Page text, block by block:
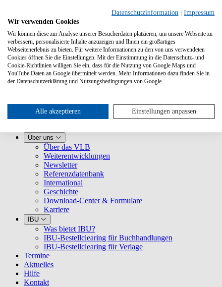
Leistungen
VLB kennenlernen
Für Selfpublisher
Für Dienstleister
Über uns
Über das VLB
Weiterentwicklungen
Newsletter
Referenzdatenbank
International
Geschichte
Download-Center & Formulare
Karriere
IBU
Was bietet IBU?
IBU-Bestellclearing für Buchhandlungen
IBU-Bestellclearing für Verlage
Termine
Aktuelles
Hilfe
Kontakt
Datenschutzinformation
Impressum
Wir verwenden Cookies
Wir können diese zur Analyse unserer Besucherdaten platzieren, um unsere Webseite zu
verbessern, personalisierte Inhalte anzuzeigen und Ihnen ein großartiges
Webseitenerlebnis zu bieten. Für weitere Informationen zu den von uns verwendeten
Cookies öffnen Sie die Einstellungen. Mit der Einstimmung in die Datenschutz- und
Cookie-Richtlinien willigen Sie ein, dass für die Nutzung von Google Maps und
YouTube Daten an Google übermittelt werden. Mehr Informationen dazu finden Sie in
der Datenschutzerklärung und Nutzungsbedingungen von Google.
Alle akzeptieren Einstellungen anpassen